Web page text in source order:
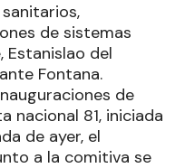
de sistemas
Estanislao del
Fontana.
de
nacional 81, iniciada
de ayer, el
a la comitiva se